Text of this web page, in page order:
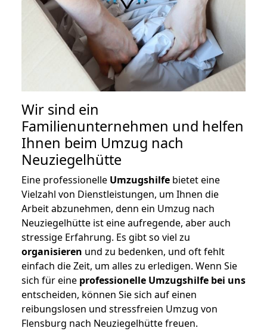
Wir sind ein
Familienunternehmen und helfen
Ihnen beim Umzug nach
Neuziegelhütte
Eine professionelle Umzugshilfe bietet eine
Vielzahl von Dienstleistungen, um Ihnen die
Arbeit abzunehmen, denn ein Umzug nach
Neuziegelhütte ist eine aufregende, aber auch
stressige Erfahrung. Es gibt so viel zu
organisieren und zu bedenken, und oft fehlt
einfach die Zeit, um alles zu erledigen. Wenn Sie
sich für eine professionelle Umzugshilfe bei uns
entscheiden, können Sie sich auf einen
reibungslosen und stressfreien Umzug von
Flensburg nach Neuziegelhütte freuen.